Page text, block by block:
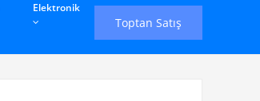
Elektronik
Toptan Satış